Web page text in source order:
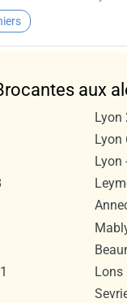
aux
Lyon
Lyon
Lyon
Lons